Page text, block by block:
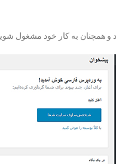
همچنان به کار خود مشغول